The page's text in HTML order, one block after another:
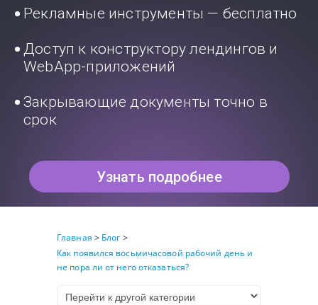
Рекламные инструменты — бесплатно
Доступ к конструктору лендингов и
WebApp-приложений
Закрывающие документы точно в
срок
Узнать подробнее
Главная > Блог >
Как появился восьмичасовой рабочий день и
не пора ли от него отказаться?